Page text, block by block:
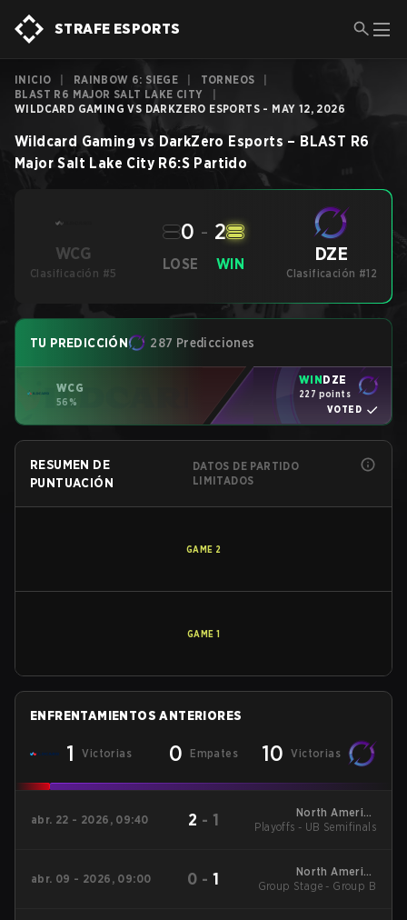
STRAFE ESPORTS
INICIO RAINBOW 6: SIEGE TORNEOS
BLAST R6 MAJOR SALT LAKE CITY
WILDCARD GAMING VS DARKZERO ESPORTS - MAY 12, 2026
Wildcard Gaming vs DarkZero Esports – BLAST R6
Major Salt Lake City R6:S Partido
WCG
Clasificación #5
LOSE
0 - 2
WIN DZE
Clasificación #12
TU PREDICCIÓN 287 Predicciones
WCG
56%
WINDZE
227 points
VOTED
RESUMEN DE
PUNTUACIÓN
DATOS DE PARTIDO
LIMITADOS
GAME 2
GAME 1
ENFRENTAMIENTOS ANTERIORES
1 Victorias 0 Empates 10 Victorias
abr. 22 - 2026, 09:40 2 - 1
North America
League - North
Playoffs - UB Semifinals
abr. 09 - 2026, 09:00 0 -1
North America
League - North
Group Stage - Group B